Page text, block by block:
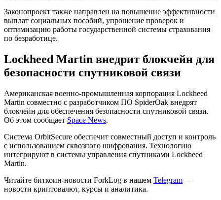
Законопроект также направлен на повышение эффективности
выплат социальных пособий, упрощение проверок и
оптимизацию работы государственной системы страхования
по безработице.
Lockheed Martin внедрит блокчейн для
безопасности спутниковой связи
Американская военно-промышленная корпорация Lockheed
Martin совместно с разработчиком ПО SpiderOak внедрят
блокчейн для обеспечения безопасности спутниковой связи.
Об этом сообщает Space News.
Система OrbitSecure обеспечит совместный доступ и контроль
с использованием сквозного шифрования. Технологию
интегрируют в системы управления спутниками Lockheed
Martin.
Читайте биткоин-новости ForkLog в нашем Telegram —
новости криптовалют, курсы и аналитика.